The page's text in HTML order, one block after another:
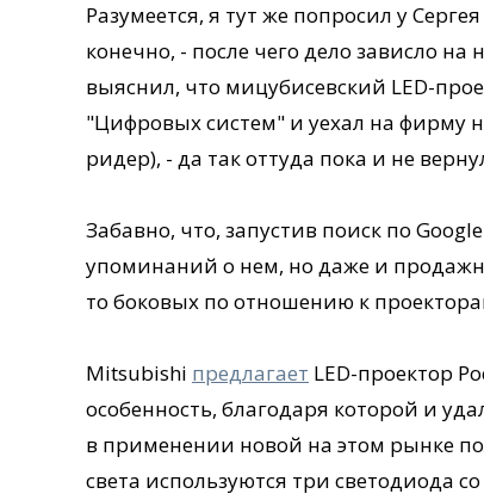
Разумеется, я тут же попросил у
конечно, - после чего дело зависло на
выяснил, что мицубисевский LED-
"Цифровых систем" и уехал на фирму
ридер), - да так оттуда пока и не
Забавно, что, запустив поиск по
упоминаний о нем, но даже и
то боковых по отношению к
Mitsubishi предлагает LED-проектор
особенность, благодаря которой и
в применении новой на этом рынке
света используются три светодиода